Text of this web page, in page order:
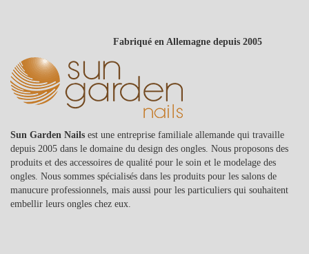
Fabriqué en Allemagne depuis 2005
Sun Garden Nails est une entreprise familiale allemande qui travaille
depuis 2005 dans le domaine du design des ongles. Nous proposons des
produits et des accessoires de qualité pour le soin et le modelage des
ongles. Nous sommes spécialisés dans les produits pour les salons de
manucure professionnels, mais aussi pour les particuliers qui souhaitent
embellir leurs ongles chez eux.